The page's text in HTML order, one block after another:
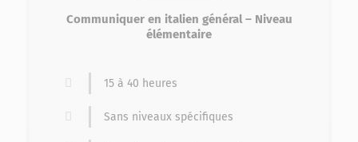
Communiquer en italien général – Niveau
élémentaire
15 à 40 heures
Sans niveaux spécifiques